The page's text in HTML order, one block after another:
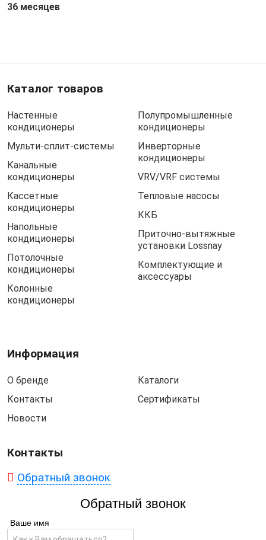
36 месяцев
Каталог товаров
Настенные
кондиционеры
Мульти-сплит-системы
Канальные
кондиционеры
Кассетные
кондиционеры
Напольные
кондиционеры
Потолочные
кондиционеры
Колонные
кондиционеры
Полупромышленные
кондиционеры
Инверторные
кондиционеры
VRV/VRF системы
Тепловые насосы
ККБ
Приточно-вытяжные
установки Lossnay
Комплектующие и
аксессуары
Информация
О бренде
Контакты
Новости
Каталоги
Сертификаты
Контакты
Обратный звонок
Обратный звонок
Ваше имя